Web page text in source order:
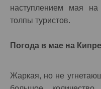
наступлением мая на
толпы туристов.
Погода в мае на Кипре
Жаркая, но не